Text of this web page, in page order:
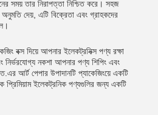
সময় তার নিরাপত্তা নিশ্চিত করে। সহজ
দেয়, এটি বিক্রেতা এবং গ্রাহকদের
বক্স দিয়ে আপনার ইলেকট্রনিক্স পণ্য রক্ষা
নির্ভরযোগ্য নকশা আপনার পণ্য শিপিং এবং
আর্ট পেপার উপাদানটি প্যাকেজিংয়ে একটি
প্রিমিয়াম ইলেকট্রনিক পণ্যগুলির জন্য একটি